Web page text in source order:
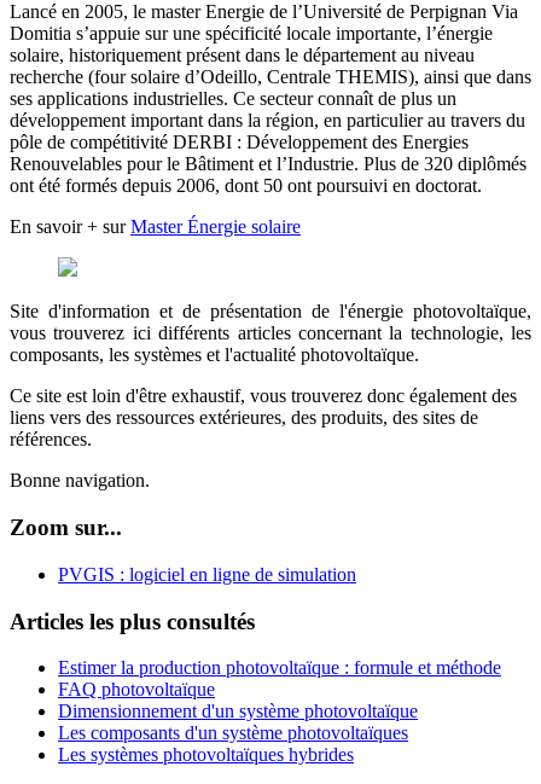
Lancé en 2005, le master Energie de l’Université de Perpignan Via
Domitia s’appuie sur une spécificité locale importante, l’énergie
solaire, historiquement présent dans le département au niveau
recherche (four solaire d’Odeillo, Centrale THEMIS), ainsi que dans
ses applications industrielles. Ce secteur connaît de plus un
développement important dans la région, en particulier au travers du
pôle de compétitivité DERBI : Développement des Energies
Renouvelables pour le Bâtiment et l’Industrie. Plus de 320 diplômés
ont été formés depuis 2006, dont 50 ont poursuivi en doctorat.
En savoir + surMaster Énergie solaire
Site d'information et de présentation de l'énergie photovoltaïque,
vous trouverez ici différents articles concernant la technologie, les
composants, les systèmes et l'actualité photovoltaïque.
Ce site est loin d'être exhaustif, vous trouverez donc également des
liens vers des ressources extérieures, des produits, des sites de
références.
Bonne navigation.
Zoom sur...
PVGIS : logiciel en ligne de simulation
Articles les plus consultés
Estimer la production photovoltaïque : formule et méthode
FAQ photovoltaïque
Dimensionnement d'un système photovoltaïque
Les composants d'un système photovoltaïques
Les systèmes photovoltaïques hybrides